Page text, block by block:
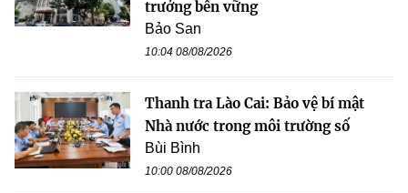
trưởng bền vững
Bảo San
10:04 08/08/2026
Thanh tra Lào Cai: Bảo vệ bí mật
Nhà nước trong môi trường số
Bùi Bình
10:00 08/08/2026